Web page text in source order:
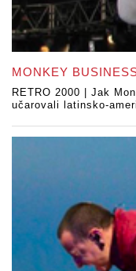
MONKEY
RETRO 2000 | Jak
učarovali latinsko-